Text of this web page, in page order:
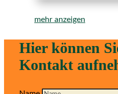
mehr anzeigen
Hier können
Kontakt